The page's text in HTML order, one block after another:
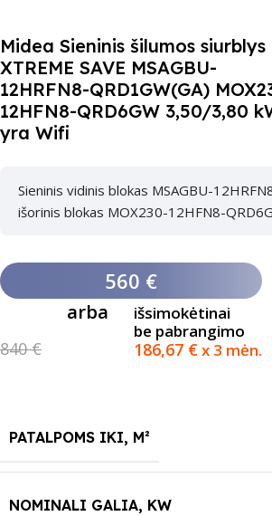
Midea Sieninis šilumos siurblys
XTREME SAVE MSAGBU-
12HRFN8-QRD1GW(GA)
12HFN8-QRD6GW 3,50/3,80
yra Wifi
Sieninis vidinis blokas MSAGBU-
išorinis blokas MOX230-12HFN8-
560 €
840 €
arba
išsimokėtinai
be pabrangimo
186,67 €x 3 mėn.
PATALPOMS IKI, M²
NOMINALI GALIA, KW